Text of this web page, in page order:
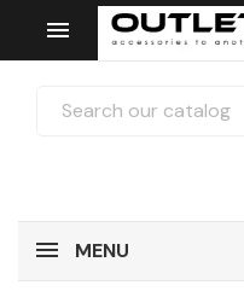

MENU